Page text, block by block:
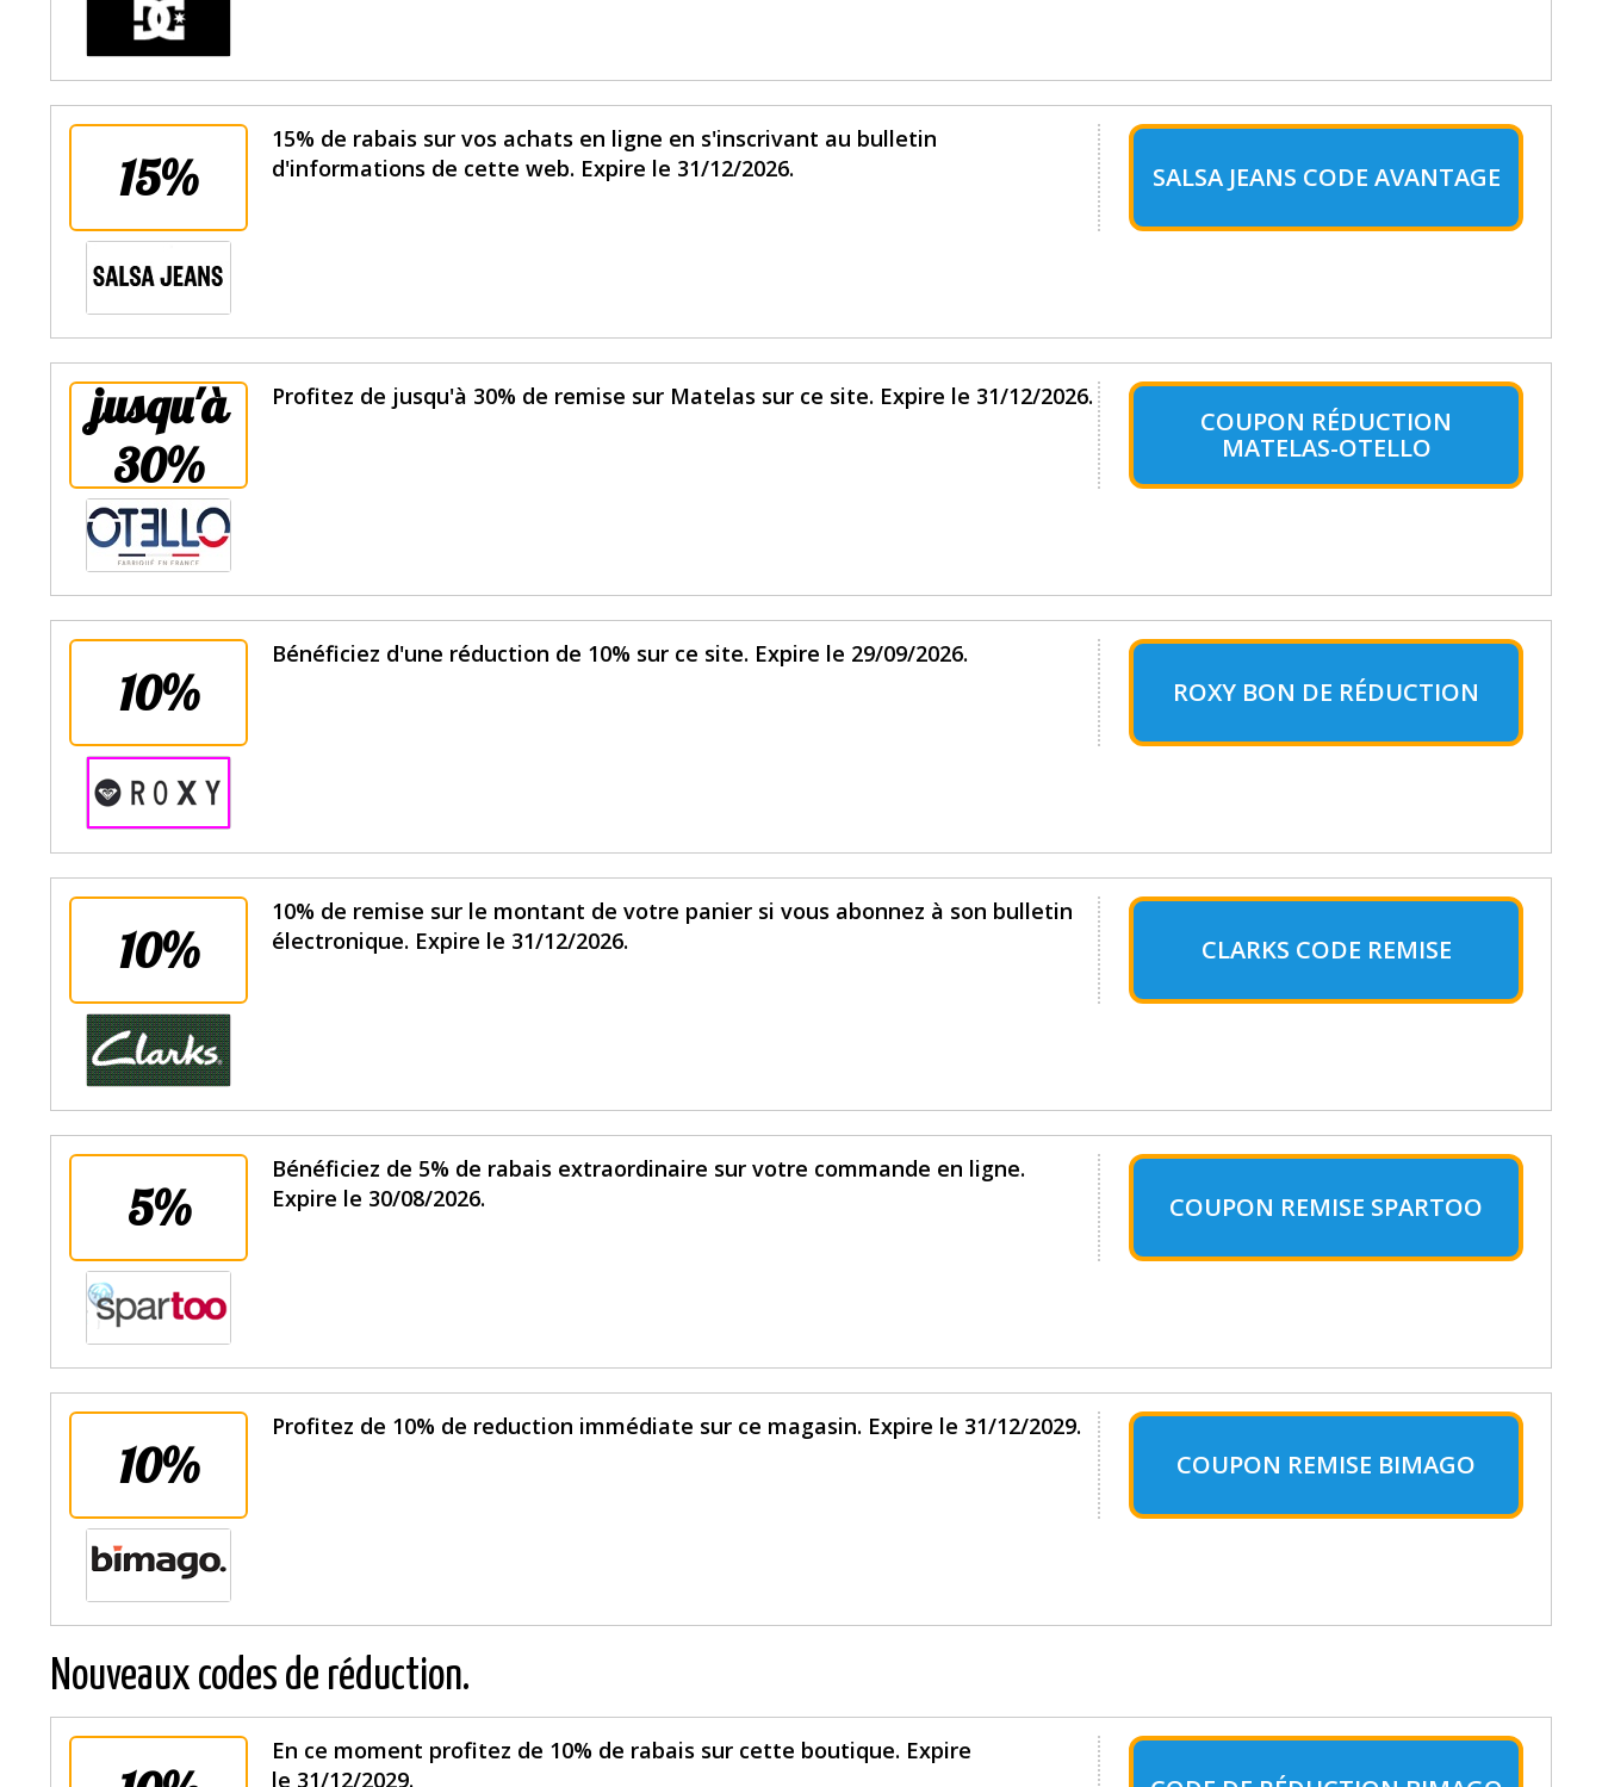
15%
15% de rabais sur vos achats en ligne en s'inscrivant au bulletin
d'informations de cette web. Expire le 31/12/2026.
SALSA JEANS CODE AVANTAGE
jusqu'à
30%
Profitez de jusqu'à 30% de remise sur Matelas sur ce site. Expire le 31/12/2026.
COUPON RÉDUCTION
MATELAS-OTELLO
10%
Bénéficiez d'une réduction de 10% sur ce site. Expire le 29/09/2026.
ROXY BON DE RÉDUCTION
10%
10% de remise sur le montant de votre panier si vous abonnez à son bulletin
électronique. Expire le 31/12/2026.
CLARKS CODE REMISE
5%
Bénéficiez de 5% de rabais extraordinaire sur votre commande en ligne.
Expire le 30/08/2026.
COUPON REMISE SPARTOO
10%
Profitez de 10% de reduction immédiate sur ce magasin. Expire le 31/12/2029.
COUPON REMISE BIMAGO
Nouveaux codes de réduction.
En ce moment profitez de 10% de rabais sur cette boutique. Expire
le 31/12/2029.